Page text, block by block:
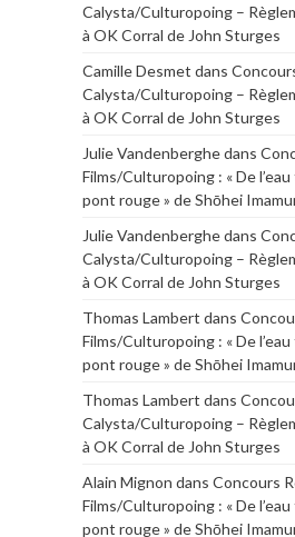
Calysta/Culturopoing –
à OK Corral de John Sturges
Camille Desmet dans
Calysta/Culturopoing –
à OK Corral de John Sturges
Julie Vandenberghedans
Films/Culturopoing : « De
pont rouge » de Shōhei
Julie Vandenberghedans
Calysta/Culturopoing –
à OK Corral de John Sturges
Thomas Lambert dans
Films/Culturopoing : « De
pont rouge » de Shōhei
Thomas Lambert dans
Calysta/Culturopoing –
à OK Corral de John Sturges
Alain Mignon dans Concours
Films/Culturopoing : « De
pont rouge » de Shōhei